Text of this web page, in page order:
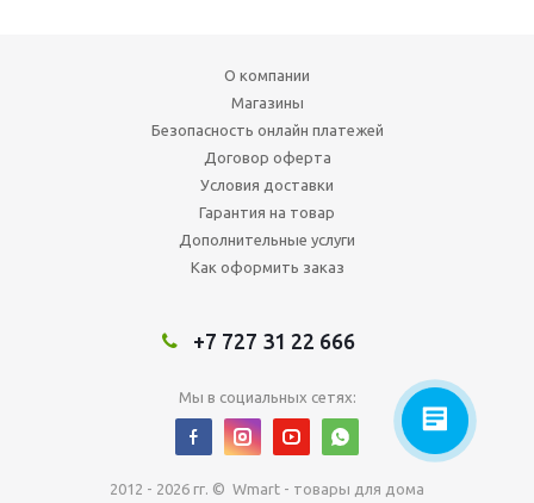
О компании
Магазины
Безопасность онлайн платежей
Договор оферта
Условия доставки
Гарантия на товар
Дополнительные услуги
Как оформить заказ
+7 727 31 22 666
Мы в социальных сетях:
2012 - 2026 гг. © Wmart - товары для дома